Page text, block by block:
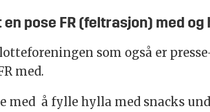
pose FR (feltrasjon) med og
som også er
med.
med å fylle hylla med snacks